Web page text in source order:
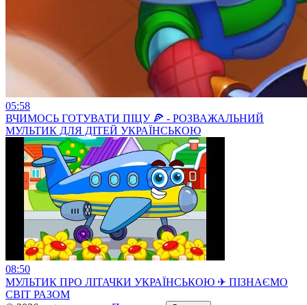
05:58
ВЧИМОСЬ ГОТУВАТИ ПІЦУ 🍕 - РОЗВАЖАЛЬНИЙ
МУЛЬТИК ДЛЯ ДІТЕЙ УКРАЇНСЬКОЮ
08:50
МУЛЬТИК ПРО ЛІТАЧКИ УКРАЇНСЬКОЮ ✈ ПІЗНАЄМО
СВІТ РАЗОМ